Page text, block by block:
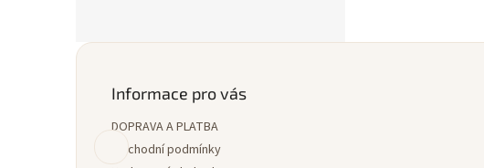
Informace pro vás
DOPRAVA A PLATBA
Obchodní podmínky